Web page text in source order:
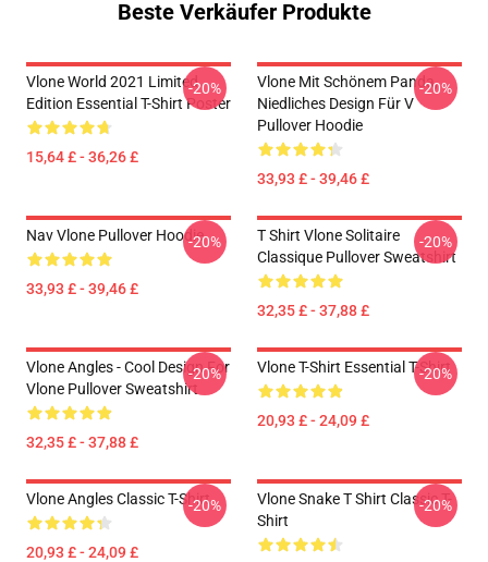
Beste Verkäufer Produkte
Vlone World 2021 Limited
Edition Essential T-Shirt Poster
15,64 £ - 36,26 £
-20%
Vlone Mit Schönem Panda,
Niedliches Design Für V
Pullover Hoodie
33,93 £ - 39,46 £
-20%
Nav Vlone Pullover Hoodie
33,93 £ - 39,46 £
-20%
T Shirt Vlone Solitaire
Classique Pullover Sweatshirt
32,35 £ - 37,88 £
-20%
Vlone Angles - Cool Design For
Vlone Pullover Sweatshirt
32,35 £ - 37,88 £
-20% Vlone T-Shirt Essential T-Shirt
20,93 £ - 24,09 £
-20%
Vlone Angles Classic T-Shirt
20,93 £ - 24,09 £
-20%
Vlone Snake T Shirt Classic T-
Shirt
-20%